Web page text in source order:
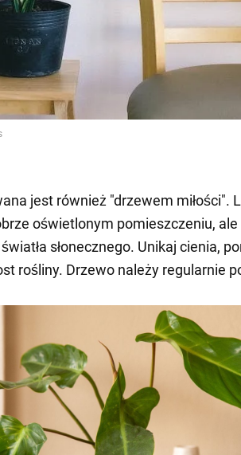
jest również "drzewem miłości".
oświetlonym pomieszczeniu, ale
słonecznego. Unikaj cienia,
rośliny. Drzewo należy regularnie